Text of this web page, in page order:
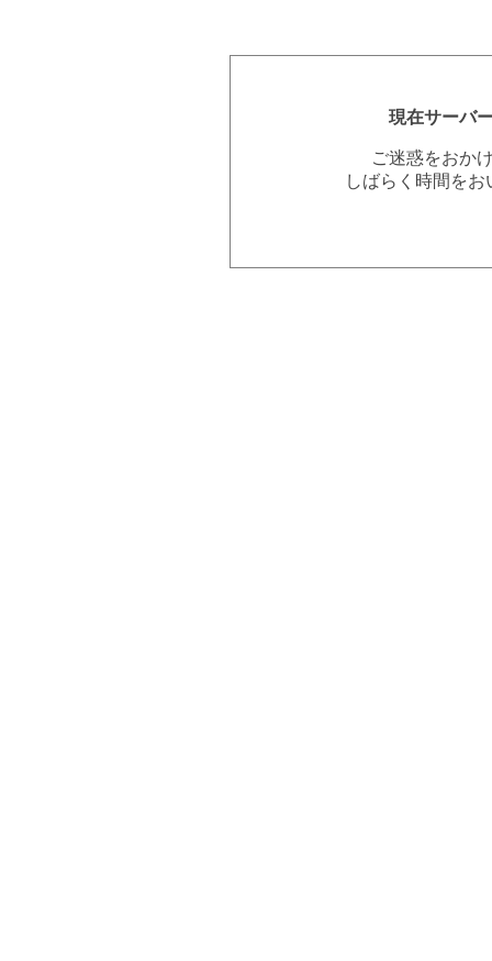
現在サーバ
ご迷惑をおか
しばらく時間を